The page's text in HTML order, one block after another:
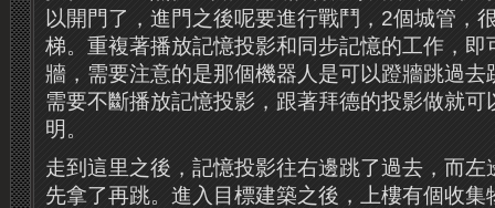
以開門了，進門之後呢要進行戰鬥，2個城管，
梯。重複著播放記憶投影和同步記憶的工作，即
牆，需要注意的是那個機器人是可以蹬牆跳過去
需要不斷播放記憶投影，跟著拜德的投影做就可
明。
走到這里之後，記憶投影往右邊跳了過去，而
先拿了再跳。進入目標建築之後，上樓有個收